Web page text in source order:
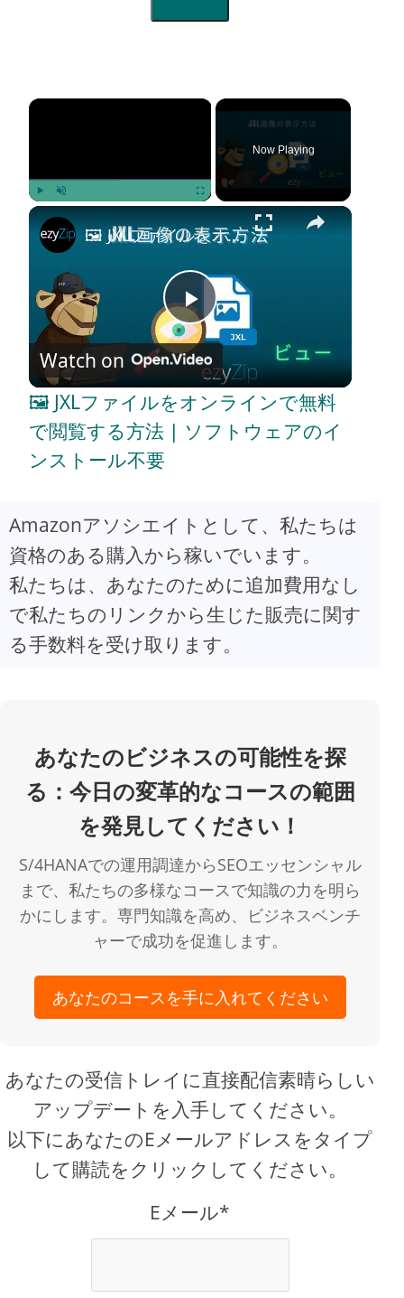
×
Now Playing
×
P
l
a
V
i
d
o
🖼️ JXLファイルをオンラインで無料で閲覧する方法 | ソフトウェアのインストール不要
Watch on
🖼️ JXLファイルをオンラインで無料
で閲覧する方法 | ソフトウェアのイ
ンストール不要
Amazonアソシエイトとして、私たちは
資格のある購入から稼いでいます。
私たちは、あなたのために追加費用なし
で私たちのリンクから生じた販売に関す
る手数料を受け取ります。
あなたのビジネスの可能性を探
る：今日の変革的なコースの範囲
を発見してください！
S/4HANAでの運用調達からSEOエッセンシャル
まで、私たちの多様なコースで知識の力を明ら
かにします。専門知識を高め、ビジネスベンチ
ャーで成功を促進します。
あなたのコースを手に入れてください
あなたの受信トレイに直接配信素晴らしい
アップデートを入手してください。
以下にあなたのEメールアドレスをタイプ
して購読をクリックしてください。
Eメール*